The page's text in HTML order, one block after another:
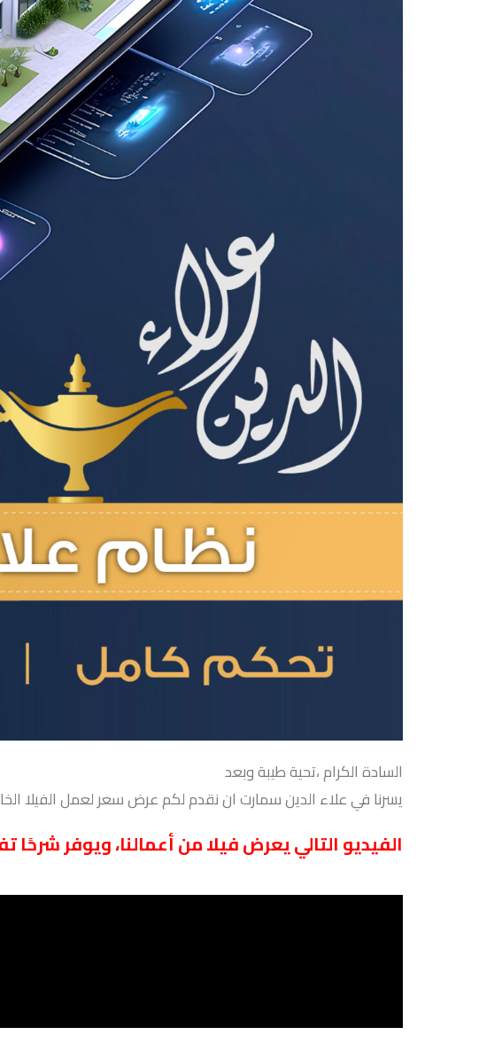
السادة الكرام ،تحية طيبة وبعد
يسرنا في علاء الدين سمارت ان نقدم لكم عرض سعر لعمل الفيلا
الفيديو التالي يعرض فيلا من أعمالنا، ويوفر